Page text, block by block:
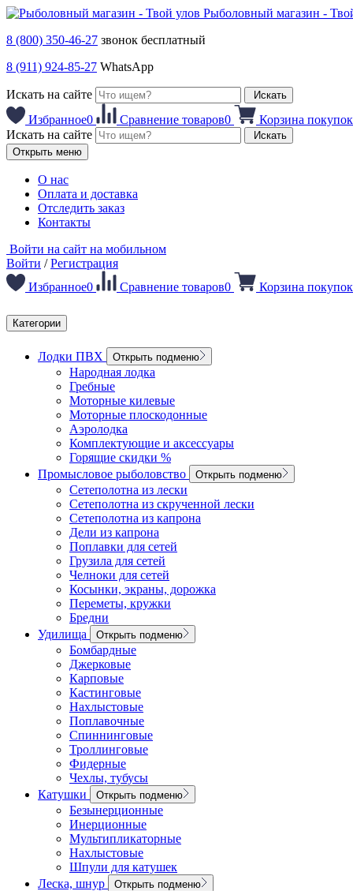
Рыболовный магазин -
8 (800) 350-46-27 звонок бесплатный
8 (911) 924-85-27 WhatsApp
Искать на сайте Искать
Избранное0 Сравнение товаров0
Корзина покупок
Искать на сайте
Искать
Открыть меню
О нас
Оплата и доставка
Отследить заказ
Контакты
Войти на сайт на мобильном
Войти /Регистрация
Избранное0 Сравнение товаров0 Корзина покупок
Категории
Лодки ПВХ Открыть подменю
Народная лодка
Гребные
Моторные килевые
Моторные плоскодонные
Аэролодка
Комплектующие и аксессуары
Горящие скидки %
Промысловое рыболовство
Открыть подменю
Сетеполотна из лески
Сетеполотна из скрученной лески
Сетеполотна из капрона
Дели из капрона
Поплавки для сетей
Грузила для сетей
Челноки для сетей
Косынки, экраны, дорожка
Переметы, кружки
Бредни
Удилища
Открыть подменю
Бомбардные
Джерковые
Карповые
Кастинговые
Нахлыстовые
Поплавочные
Спиннинговые
Троллинговые
Фидерные
Чехлы, тубусы
Катушки
Открыть подменю
Безынерционные
Инерционные
Мультипликаторные
Нахлыстовые
Шпули для катушек
Леска, шнур
Открыть подменю